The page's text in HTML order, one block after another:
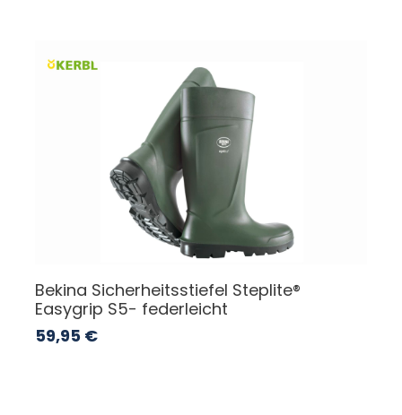
Bekina Sicherheitsstiefel Steplite®
Easygrip S5- federleicht
59,95 €